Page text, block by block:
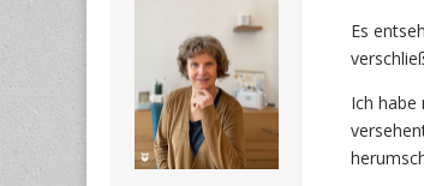
Es
Ich